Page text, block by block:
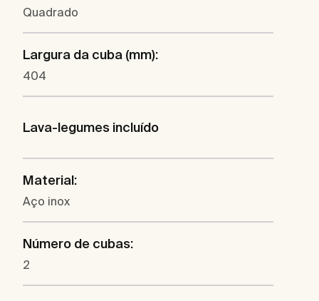
Quadrado
Largura da cuba (mm):
404
Lava-legumes incluído
Material:
Aço inox
Número de cubas:
2